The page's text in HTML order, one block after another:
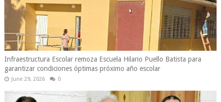
Infraestructura Escolar remoza Escuela Hilario Puello Batista para
garantizar condiciones óptimas próximo año escolar
June 29, 2026 0